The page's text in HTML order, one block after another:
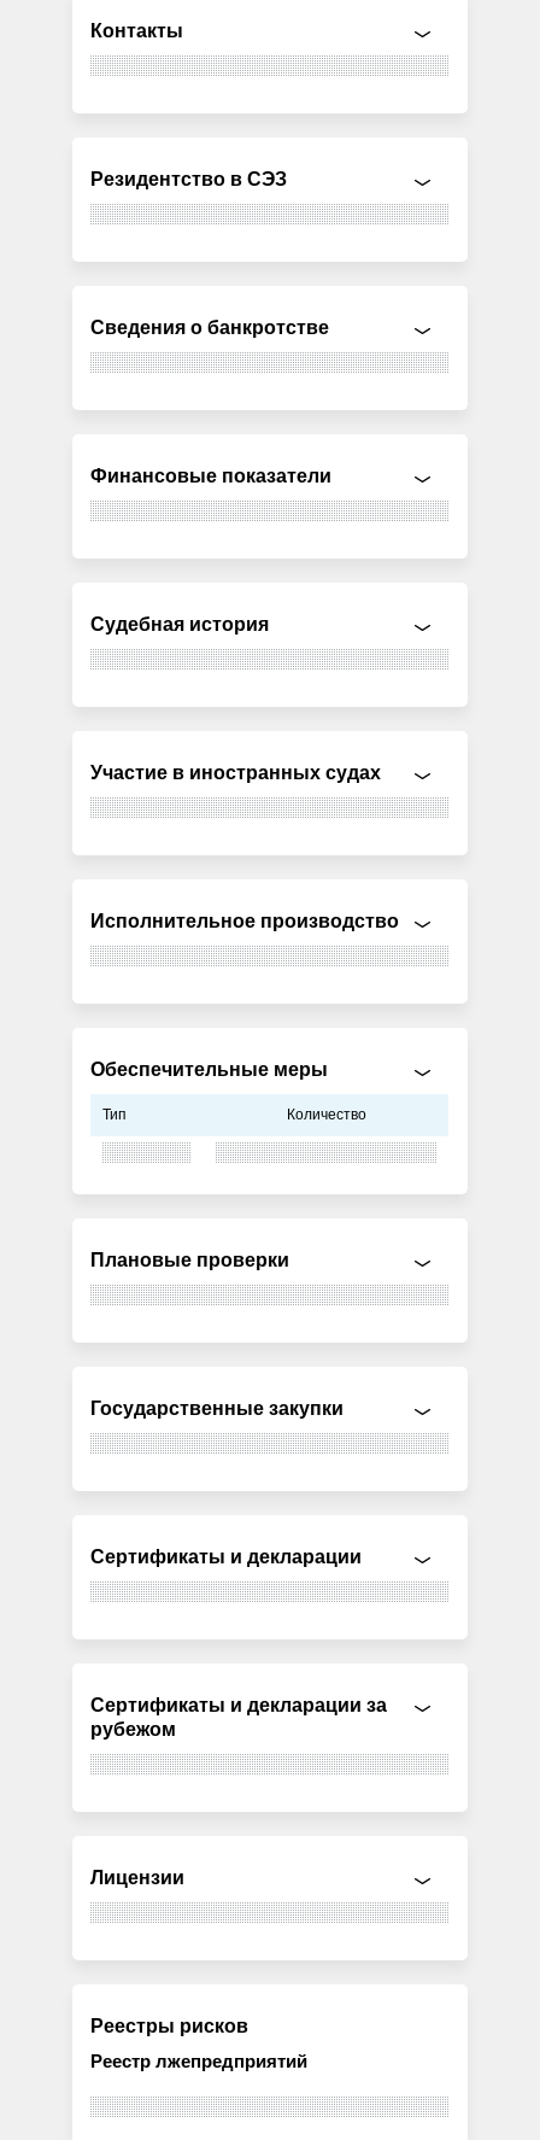
Контакты
Резидентство в СЭЗ
Сведения о банкротстве
Финансовые показатели
Судебная история
Участие в иностранных судах
Исполнительное производство
Обеспечительные меры
Тип Количество
Плановые проверки
Государственные закупки
Сертификаты и декларации
Сертификаты и декларации за
рубежом
Лицензии
Реестры рисков
Реестр лжепредприятий